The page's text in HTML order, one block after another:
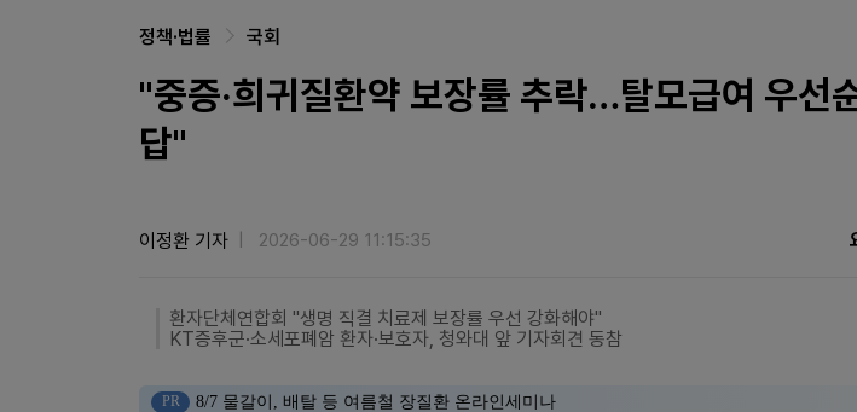
정책·법률 국회
"중증·희귀질환약 보장률 추락…탈모급여 우선
답"
이정환 기자 2026-06-29 11:15:35
환자단체연합회 "생명 직결 치료제 보장률 우선 강화해야"
KT증후군·소세포폐암 환자·보호자, 청와대 앞 기자회견 동참
PR 8/7 물갈이, 배탈 등 여름철 장질환 온라인세미나